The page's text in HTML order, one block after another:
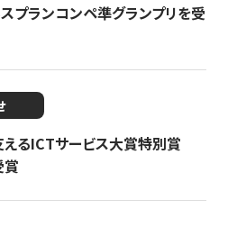
プランコンペ準グランプリを受
るICTサービス大賞特別賞
賞